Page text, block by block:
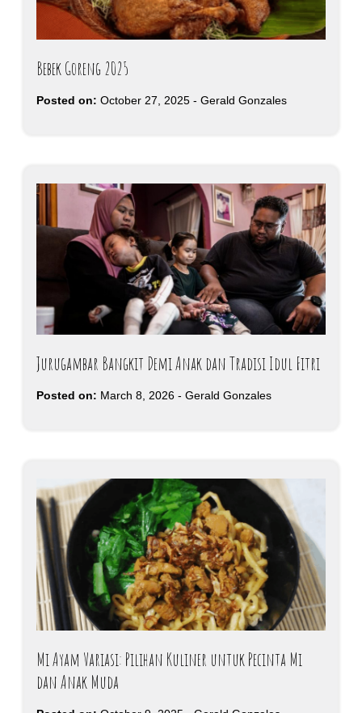
Bebek Goreng 2025
Posted on: October 27, 2025 - Gerald Gonzales
Jurugambar Bangkit Demi Anak dan Tradisi Idul Fitri
Posted on: March 8, 2026 - Gerald Gonzales
Mi Ayam Variasi: Pilihan Kuliner untuk Pecinta Mi
dan Anak Muda